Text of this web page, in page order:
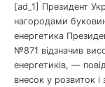
[ad_1] Президент
нагородами
енергетика
№871 відзначив
енергетиків, —
внесок у розвиток і